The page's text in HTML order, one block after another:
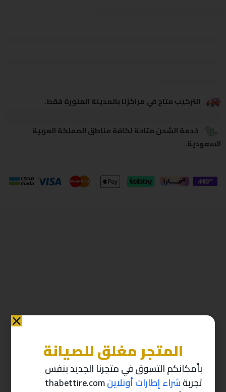
التركيب متاح في مراكزنا بالمدينة المنورة فقط.
خدمة الشحن متاحة لكافة مناطق المملكة العربية
السعودية.
منتجات ذات صله
-10%
المتجر مغلق للصيانة
بأمكانكم التسوق في متجرنا الجديد بنفس
تجربةشراء إطارات أونلاينthabettire.com